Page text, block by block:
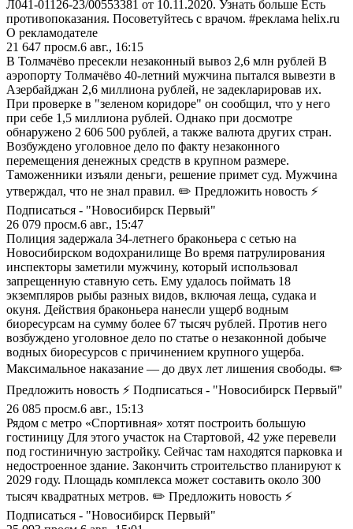
Л041-01126-23/00553381 от 10.11.2020. Узнать больше Есть
противопоказания. Посоветуйтесь с врачом. #реклама helix.ru
О рекламодателе
21 647 просм.6 авг., 16:15
В Толмачёво пресекли незаконный вывоз 2,6 млн рублей В
аэропорту Толмачёво 40-летний мужчина пытался вывезти в
Азербайджан 2,6 миллиона рублей, не задекларировав их.
При проверке в "зеленом коридоре" он сообщил, что у него
при себе 1,5 миллиона рублей. Однако при досмотре
обнаружено 2 606 500 рублей, а также валюта других стран.
Возбуждено уголовное дело по факту незаконного
перемещения денежных средств в крупном размере.
Таможенники изъяли деньги, решение примет суд. Мужчина
утверждал, что не знал правил. ✏️ Предложить новость ⚡
Подписаться - "Новосибирск Первый"
26 079 просм.6 авг., 15:47
Полиция задержала 34-летнего браконьера с сетью на
Новосибирском водохранилище Во время патрулирования
инспекторы заметили мужчину, который использовал
запрещенную ставную сеть. Ему удалось поймать 18
экземпляров рыбы разных видов, включая леща, судака и
окуня. Действия браконьера нанесли ущерб водным
биоресурсам на сумму более 67 тысяч рублей. Против него
возбуждено уголовное дело по статье о незаконной добыче
водных биоресурсов с причинением крупного ущерба.
Максимальное наказание — до двух лет лишения свободы. ✏️
Предложить новость ⚡ Подписаться - "Новосибирск Первый"
26 085 просм.6 авг., 15:13
Рядом с метро «Спортивная» хотят построить большую
гостиницу Для этого участок на Стартовой, 42 уже перевели
под гостиничную застройку. Сейчас там находятся парковка и
недостроенное здание. Закончить строительство планируют к
2029 году. Площадь комплекса может составить около 300
тысяч квадратных метров. ✏️ Предложить новость ⚡
Подписаться - "Новосибирск Первый"